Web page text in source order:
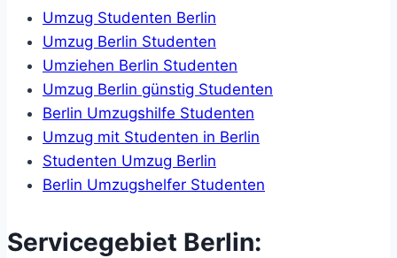
Umzug Studenten Berlin
Umzug Berlin Studenten
Umziehen Berlin Studenten
Umzug Berlin günstig Studenten
Berlin Umzugshilfe Studenten
Umzug mit Studenten in Berlin
Studenten Umzug Berlin
Berlin Umzugshelfer Studenten
Servicegebiet Berlin: